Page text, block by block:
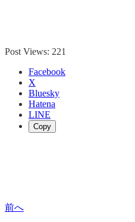
Post Views: 221
Facebook
X
Bluesky
Hatena
LINE
Copy
前へ